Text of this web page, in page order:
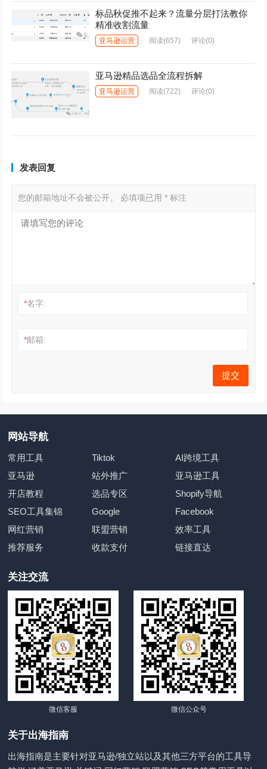
标品秋促推不起来？流量分层打法教你
精准收割流量
亚马逊运营 阅读(657) 评论(0)
亚马逊精品选品全流程拆解
亚马逊运营 阅读(722) 评论(0)
发表回复
您的邮箱地址不会被公开。 必填项已用* 标注
*名字:
*邮箱:
网站导航
常用工具 Tiktok
AI跨境工具
亚马逊
站外推广
亚马逊工具
开店教程
选品专区
Shopify导航
SEO工具集锦
Google
Facebook
网红营销
联盟营销
效率工具
推荐服务
收款支付 链接直达
关注交流
微信客服 微信公众号
关于出海指南
出海指南是主要针对亚马逊/独立站以及其他三方平台的工具导